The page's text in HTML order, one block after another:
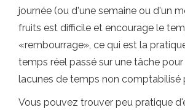
journée (ou d'une semaine ou d'un
fruits est difficile et encourage le
«rembourrage», ce qui est la
temps réel passé sur une tâche
lacunes de temps non comptabilisé
Vous pouvez trouver peu pratique